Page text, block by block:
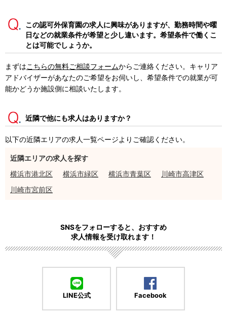
この認可外保育園の求人に興味がありますが、勤務時間や曜
日などの就業条件が希望と少し違います。希望条件で働くこ
とは可能でしょうか。
まずはこちらの無料ご相談フォームからご連絡ください。キャリア
アドバイザーがあなたのご希望をお伺いし、希望条件での就業が可
能かどうか施設側に相談いたします。
近隣で他にも求人はありますか？
以下の近隣エリアの求人一覧ページよりご確認ください。
近隣エリアの求人を探す
横浜市港北区
横浜市緑区 横浜市青葉区
川崎市高津区
川崎市宮前区
SNSをフォローすると、おすすめ
求人情報を受け取れます！
LINE公式 Facebook